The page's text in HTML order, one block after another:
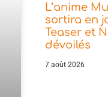
L’anime
sortira en
Teaser et
dévoilés
7 août 2026